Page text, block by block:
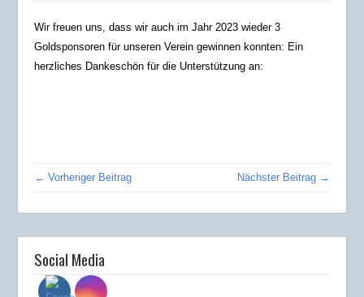
Wir freuen uns, dass wir auch im Jahr 2023 wieder 3
Goldsponsoren für unseren Verein gewinnen konnten: Ein
herzliches Dankeschön für die Unterstützung an:
← Vorheriger Beitrag Nächster Beitrag →
Social Media